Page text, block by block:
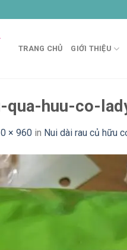
TRANG CHỦ GIỚI THIỆU
qua-huu-co-
× 960 in Nui dài rau củ hữu